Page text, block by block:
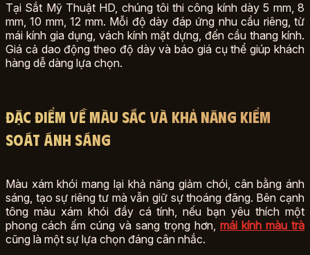
Tại Sắt Mỹ Thuật HD, chúng tôi thi công kính dày 5 mm, 8
mm, 10 mm, 12 mm. Mỗi độ dày đáp ứng nhu cầu riêng, từ
mái kính gia dụng, vách kính mặt dựng, đến cầu thang kính.
Giá cả dao động theo độ dày và báo giá cụ thể giúp khách
hàng dễ dàng lựa chọn.
Đặc điểm về màu sắc và khả năng kiểm
soát ánh sáng
Màu xám khói mang lại khả năng giảm chói, cân bằng ánh
sáng, tạo sự riêng tư mà vẫn giữ sự thoáng đãng. Bên cạnh
tông màu xám khói đầy cá tính, nếu bạn yêu thích một
phong cách ấm cúng và sang trọng hơn, mái kính màu trà
cũng là một sự lựa chọn đáng cân nhắc.